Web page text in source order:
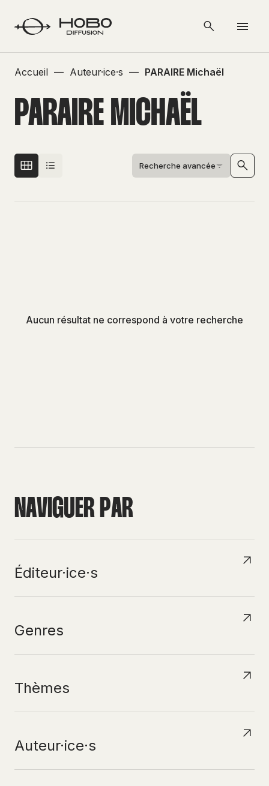
Accueil — Auteur·ice·s — PARAIRE Michaël
PARAIRE MICHAËL
Recherche avancée
Aucun résultat ne correspond à votre recherche
NAVIGUERPAR
Éditeur·ice·s
Genres
Thèmes
Auteur·ice·s